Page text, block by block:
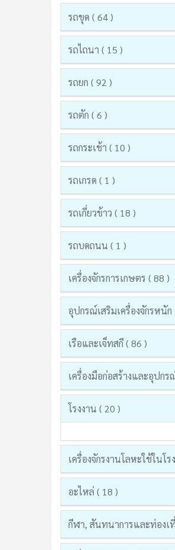
รถขุด ( 64 )
รถไถนา ( 15 )
รถยก ( 92 )
รถตัก ( 6 )
รถกระเช้า ( 10 )
รถเกรด ( 1 )
รถเกี่ยวข้าว ( 18 )
รถบดถนน ( 1 )
เครื่องจักรการเกษตร ( 88 )
อุปกรณ์เสริมเครื่องจักรหนัก
เรือและเจ็ทสกี ( 86 )
เครื่องมือก่อสร้างและอุปก
โรงงาน ( 20 )
เครื่องจักรงานโลหะใช้ในโร
อะไหล่ ( 18 )
กีฬา, สันทนาการและท่องเ